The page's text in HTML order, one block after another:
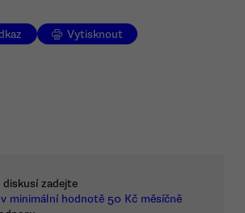
Vytisknout
zadejte
minimální hodnotě 50 Kč měsíčně